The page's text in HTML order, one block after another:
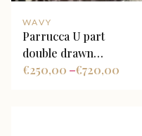
WAVY
Parrucca U part
double drawn
ondulata naturale
250,00
€ – 720,00
€